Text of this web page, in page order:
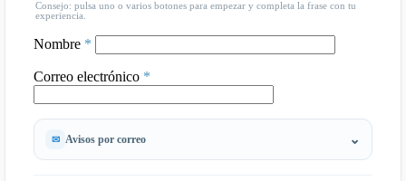
Consejo: pulsa uno o varios botones para empezar y completa la frase con tu
experiencia.
Nombre *
Correo electrónico *
Avisos por correo